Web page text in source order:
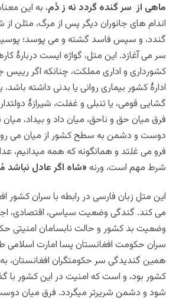
ماهی از سر گنده گردد نه ز دُم، به این
اندام های جانوران دیگر پس از مرگ، مثلن
گندد، و سپس فاسد گشته و می پوسد؛
سر می آغازد. این متل، گواژه ایست دربارۀ
کشورداری و اداری مملکت، چنانکه اگر
ادارۀ کشور بیماری روانی یا بدنی داشته باشد،
گشایی قومی، یا تنبلی و غفلت، شیرازۀ
فرق میان حق و ناحق، میان داد و بیداد،
دوست و دشمن به سطح کشور از میان می
فرو می غلتد و همانگونه که همه میدانیم،
شرط مهم است، ورنه «شاه اگر عادل
این متل زبان فارسی در رابطه با سران کشور
می کند. گندگی وضعیت سیاسی، اقتصادی،
وضعیت بد کشور و حالت نابسامان امنیتی
سران حکومت افغانستان پسا امارت اسلامی
همین گندیدگی سر حکومتگران افغانستان،
کشور بود، و است که امنیت در این کشور با
شود و دشمن شریرتر میگردد. فرق میان